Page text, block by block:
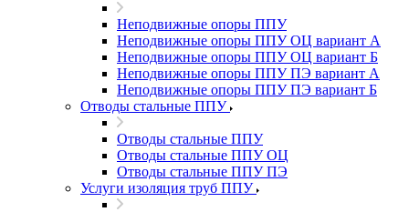
Неподвижные опоры ППУ
Неподвижные опоры ППУ ОЦ вариант А
Неподвижные опоры ППУ ОЦ вариант Б
Неподвижные опоры ППУ ПЭ вариант А
Неподвижные опоры ППУ ПЭ вариант Б
Отводы стальные ППУ
Отводы стальные ППУ
Отводы стальные ППУ ОЦ
Отводы стальные ППУ ПЭ
Услуги изоляция труб ППУ